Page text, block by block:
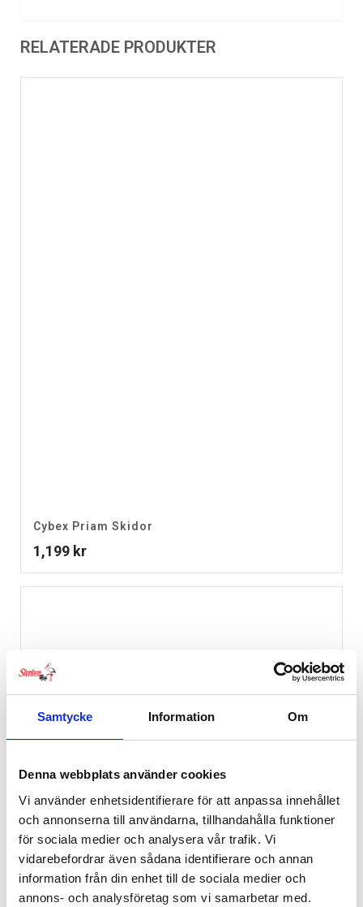
Samtycke Information Om
Denna webbplats använder cookies
Vi använder enhetsidentifierare för att anpassa innehållet
och annonserna till användarna, tillhandahålla funktioner
för sociala medier och analysera vår trafik. Vi
vidarebefordrar även sådana identifierare och annan
information från din enhet till de sociala medier och
annons- och analysföretag som vi samarbetar med.
RELATERADE PRODUKTER
Cybex Priam Skidor
1,199 kr